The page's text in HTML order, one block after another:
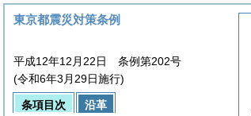
東京都震災対策条例
平成12年12月22日 条例第202号
(令和6年3月29日施行)
条項目次 沿革